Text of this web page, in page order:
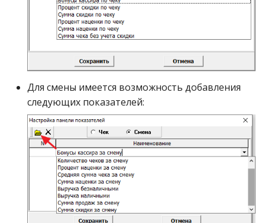
Для смены имеется возможность добавления
следующих показателей: